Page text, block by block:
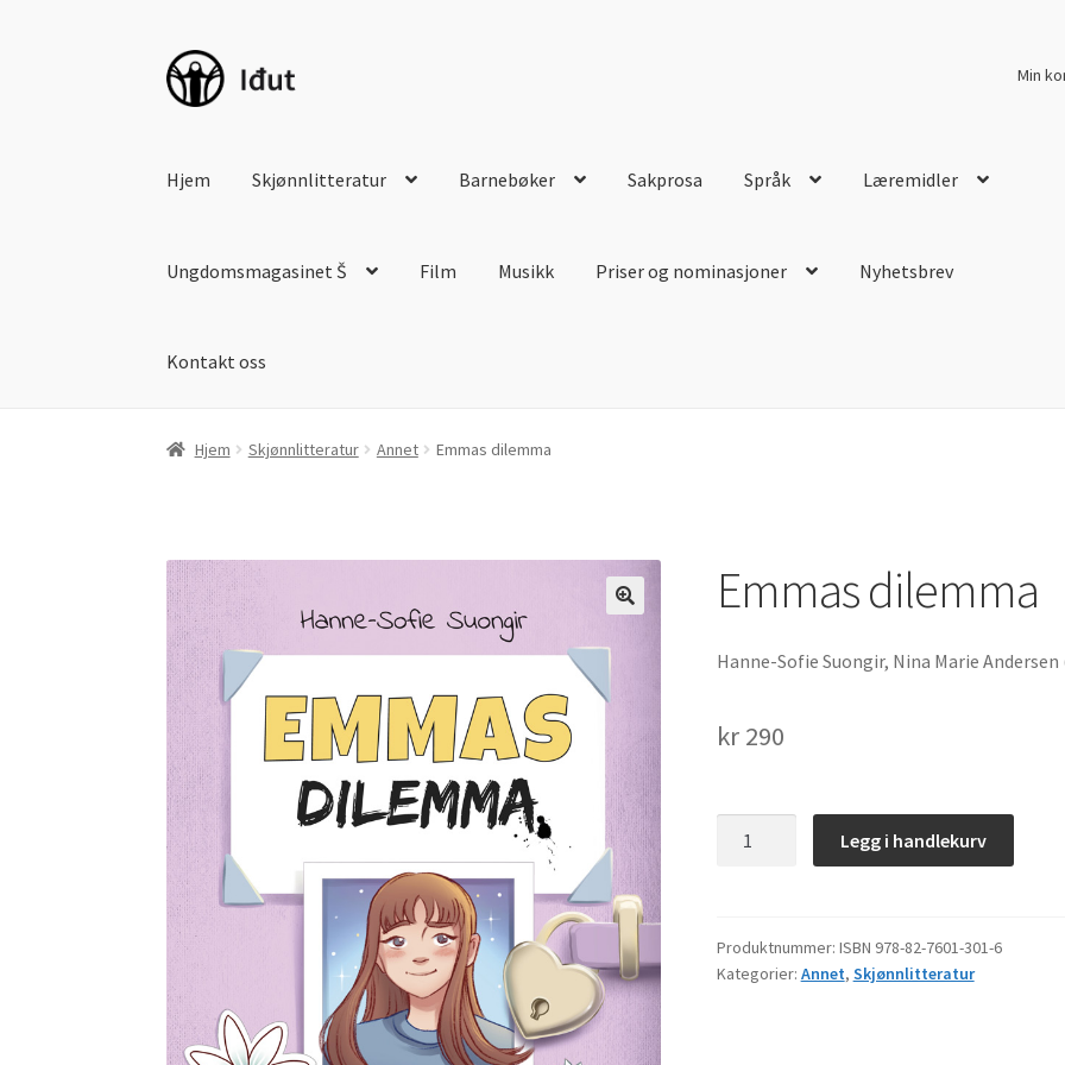
Hopp
til
Hopp
til
Min
Hjem Skjønnlitteratur Barnebøker Sakprosa Språk Læremidler
Ungdomsmagasinet Š Film Musikk Priser og nominasjoner Nyhetsbrev
Kontakt oss
Hjem Skjønnlitteratur Annet Emmas dilemma
Emmas dilemma
Hanne-Sofie Suongir, Nina Marie
kr290
Legg i handlekurv
Produktnummer: ISBN 978-82-7601-301-6
Kategorier: Annet, Skjønnlitteratur